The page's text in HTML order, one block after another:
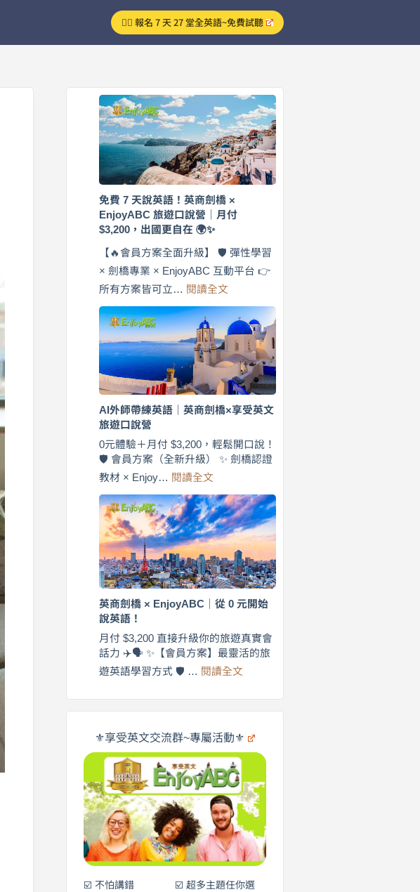
👉🏻 報名 7 天 27 堂全英語~免費試聽
免費 7 天說英語！英商劍橋 ×
EnjoyABC 旅遊口說營｜月付
$3,200，出國更自在 🌍✨
【🔥會員方案全面升級】 🛡️ 彈性學習
× 劍橋專業 × EnjoyABC 互動平台 👉
所有方案皆可立… 閱讀全文
費
7
天
說
英
語！
商
橋
×
EnjoyABC
遊
口
說
營
｜
月
付
$3,200，
更
自
在
✨
AI外師帶練英語｜英商劍橋×享受英文
旅遊口說營
0元體驗＋月付 $3,200，輕鬆開口說！
🛡️ 會員方案（全新升級） ✨ 劍橋認證
教材 × Enjoy… 閱讀全文
外
師
帶
練
英
語
｜
英
劍
橋
×
享
英
旅
遊
口
說
營
英商劍橋 × EnjoyABC｜從 0 元開始
說英語！
月付 $3,200 直接升級你的旅遊真實會
話力 ✈️🗣️ ✨【會員方案】最靈活的旅
遊英語學習方式 🛡️ … 閱讀全文
商
劍
×
EnjoyABC
0
元
開
始
說
英
語！
⚜️享受英文交流群~專屬活動⚜️
☑️ 不怕講錯 ☑️ 超多主題任你選